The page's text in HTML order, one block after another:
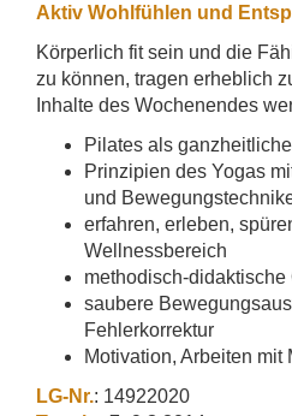
Aktiv Wohlfühlen und
Körperlich fit sein und die
zu können, tragen erheblich
Inhalte des Wochenendes
Pilates als
Prinzipien des Yogas
und
erfahren, erleben,
Wellnessbereich
methodisch-
saubere
Fehlerkorrektur
Motivation, Arbeiten mit
LG-Nr.: 14922020